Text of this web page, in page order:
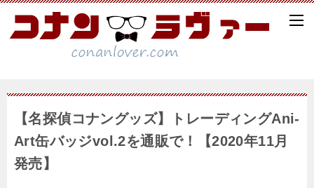
【名探偵コナングッズ】トレーディングAni-
Art缶バッジvol.2を通販で！【2020年11月
発売】